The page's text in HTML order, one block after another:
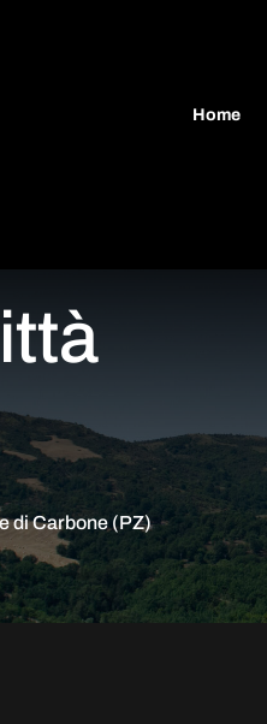
Home
di Carbone (PZ)